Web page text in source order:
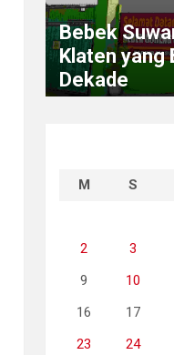
Bebek
Klaten yang
Dekade
M S
2
3
9
10
16
17
23
24